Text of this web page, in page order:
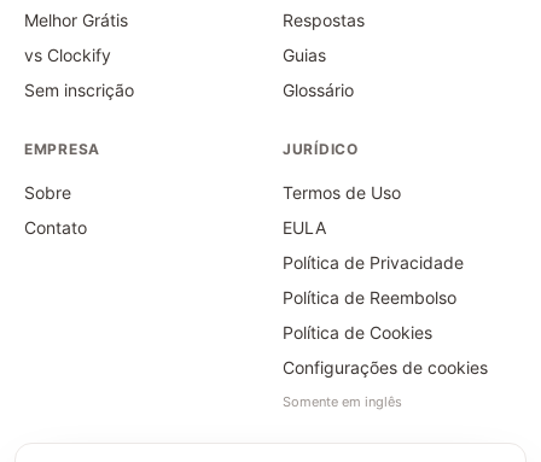
Melhor Grátis
vs Clockify
Sem inscrição
Respostas
Guias
Glossário
EMPRESA
Sobre
Contato
JURÍDICO
Termos de Uso
EULA
Política de Privacidade
Política de Reembolso
Política de Cookies
Configurações de cookies
Somente em inglês